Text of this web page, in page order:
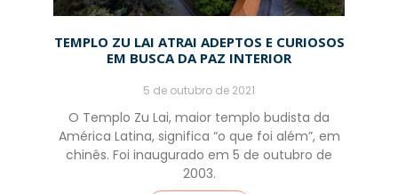
TEMPLO ZU LAI ATRAI ADEPTOS E CURIOSOS
EM BUSCA DA PAZ INTERIOR
5 de outubro de 2021
O Templo Zu Lai, maior templo budista da
América Latina, significa “o que foi além”, em
chinês. Foi inaugurado em 5 de outubro de
2003.